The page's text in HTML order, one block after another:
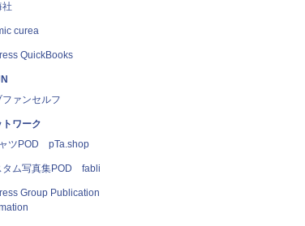
社
curea
QuickBooks
ファンセルフ
トワーク
ツPOD pTa.shop
タム写真集POD fabli
Group Publication